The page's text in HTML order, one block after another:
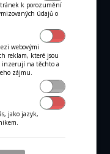
měs.
Kč
k porozumění
údajů o
webovými
reklam, které jsou
inzerují na těchto a
zájmu.
jako jazyk,